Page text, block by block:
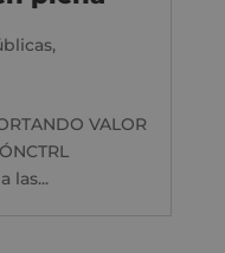
,
VALOR
las...